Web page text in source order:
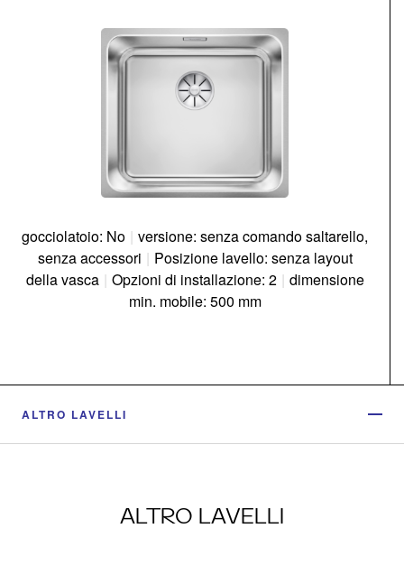
gocciolatoio: No | versione: senza comando saltarello,
senza accessori | Posizione lavello: senza layout
della vasca | Opzioni di installazione: 2 | dimensione
min. mobile: 500 mm
ALTRO LAVELLI
ALTRO LAVELLI